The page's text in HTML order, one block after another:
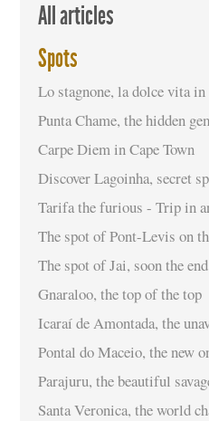
All articles
Spots
Lo stagnone, la dolce vita
Punta Chame, the hidden
Carpe Diem in Cape Town
Discover Lagoinha, secret
Tarifa the furious - Trip in
The spot of Pont-Levis on
The spot of Jai, soon the
Gnaraloo, the top of the top
Icaraí de Amontada, the
Pontal do Maceio, the new
Parajuru, the beautiful
Santa Veronica, the world